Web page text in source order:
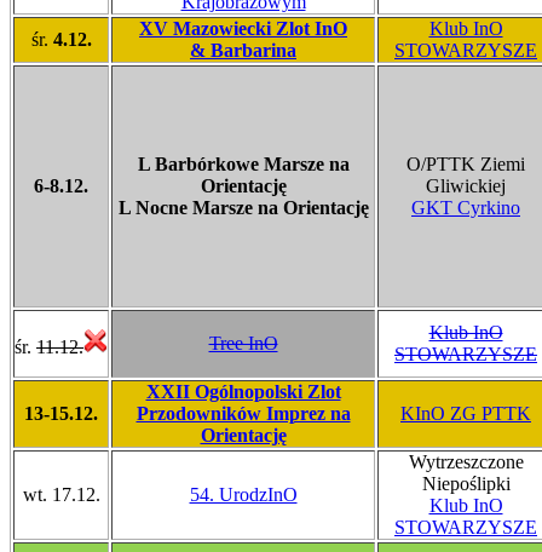
śr. 4.12.
XV Mazowiecki Zlot InO
& Barbarina
Klub InO
STOWARZYSZE
6-8.12.
L Barbórkowe Marsze na
Orientację
L Nocne Marsze na Orientację
O/PTTK Ziemi
Gliwickiej
GKT Cyrkino
śr. 11.12. Tree InO
Klub InO
STOWARZYSZE
13-15.12.
XXII Ogólnopolski Zlot
Przodowników Imprez na
Orientację
KInO ZG PTTK
wt. 17.12. 54. UrodzInO
Wytrzeszczone
Niepoślipki
Klub InO
STOWARZYSZE